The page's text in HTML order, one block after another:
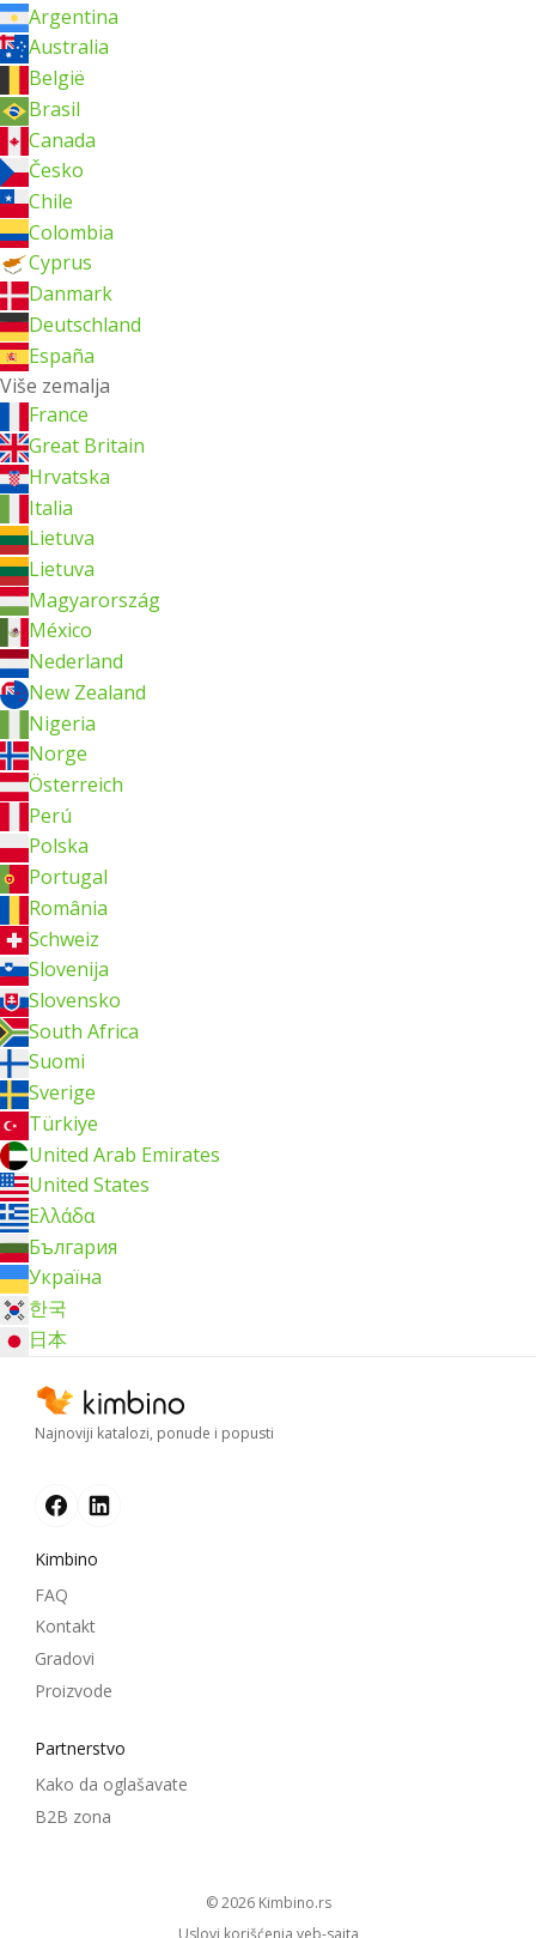
Argentina
Australia
België
Brasil
Canada
Česko
Chile
Colombia
Cyprus
Danmark
Deutschland
España
Više zemalja
France
Great Britain
Hrvatska
Italia
Lietuva
Lietuva
Magyarország
México
Nederland
New Zealand
Nigeria
Norge
Österreich
Perú
Polska
Portugal
România
Schweiz
Slovenija
Slovensko
South Africa
Suomi
Sverige
Türkiye
United Arab Emirates
United States
Ελλάδα
България
Україна
한국
日本
Najnoviji katalozi, ponude i popusti
Kimbino
FAQ
Kontakt
Gradovi
Proizvode
Partnerstvo
Kako da oglašavate
B2B zona
© 2026 kimbino.rs